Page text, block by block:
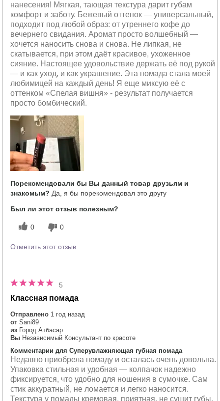
нанесения! Мягкая, тающая текстура дарит губам
комфорт и заботу. Бежевый оттенок — универсальный,
подходит под любой образ: от утреннего кофе до
вечернего свидания. Аромат просто волшебный —
хочется наносить снова и снова. Не липкая, не
скатывается, при этом даёт красивое, ухоженное
сияние. Настоящее удовольствие держать её под рукой
— и как уход, и как украшение. Эта помада стала моей
любимицей на каждый день! Я еще миксую её с
оттенком «Спелая вишня» - результат получается
просто бомбический.
Порекомендовали бы Вы данный товар друзьям и
знакомым? Да, я бы порекомендовал это другу
Был ли этот отзыв полезным?
0 0
Отметить этот отзыв
5
Классная помада
Отправлено 1 год назад
от Sani89
из Город Атбасар
Вы Независимый Консультант по красоте
Комментарии для Суперувлажняющая губная помада
Недавно приобрела помаду и осталась очень довольна.
Упаковка стильная и удобная — колпачок надежно
фиксируется, что удобно для ношения в сумочке. Сам
стик аккуратный, не ломается и легко наносится.
Текстура у помады кремовая, приятная, не сушит губы.